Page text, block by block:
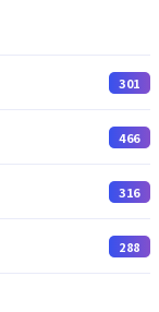
301
466
316
288